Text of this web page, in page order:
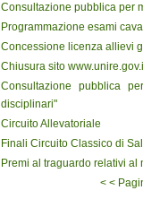
Consultazione pubblica per
Programmazione esami
Concessione licenza allievi
Chiusura sito
Consultazione pubblica
disciplinari"
Circuito Allevatoriale
Finali Circuito Classico di
Premi al traguardo relativi al
< <